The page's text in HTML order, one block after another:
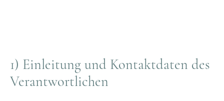
1) Einleitung und Kontaktdaten des
Verantwortlichen